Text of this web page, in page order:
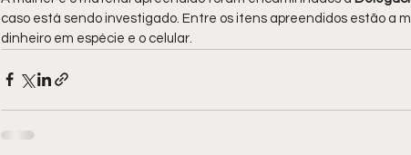
caso está sendo investigado. Entre os itens apreendidos estão a
dinheiro em espécie e o celular.